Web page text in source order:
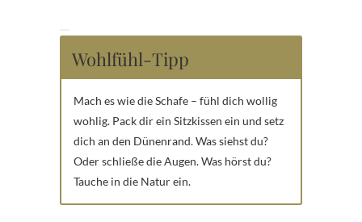
Wohlfühl-Tipp
Mach es wie die Schafe – fühl dich wollig
wohlig. Pack dir ein Sitzkissen ein und setz
dich an den Dünenrand. Was siehst du?
Oder schließe die Augen. Was hörst du?
Tauche in die Natur ein.